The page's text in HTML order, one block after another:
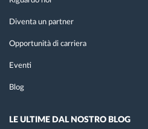
Diventa un partner
Opportunità di carriera
Eventi
Blog
LE ULTIME DAL NOSTRO BLOG